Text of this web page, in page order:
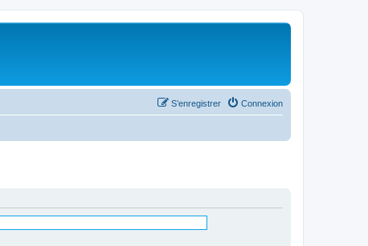
Connexion
S’enregistrer